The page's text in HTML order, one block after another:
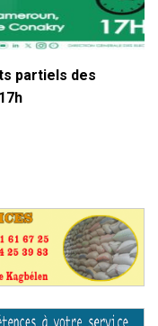
partiels des